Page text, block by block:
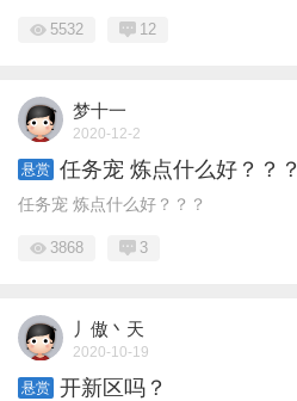
5532 12
梦十一
2020-12-2
悬赏 任务宠 炼点什么好？？？
任务宠 炼点什么好？？？
3868 3
丿傲丶天
2020-10-19
悬赏 开新区吗？